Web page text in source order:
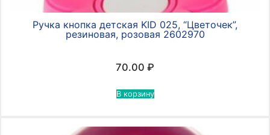
Ручка кнопка детская KID 025, “Цветочек”,
резиновая, розовая 2602970
70.00 ₽
В корзину